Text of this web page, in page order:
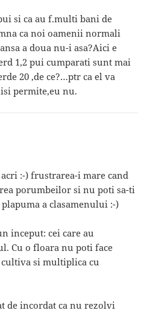
si ca au f.multi bani de
ca noi oamenii normali
a doua nu-i asa?Aici e
1,2 pui cumparati sunt mai
20 ,de ce?…ptr ca el va
permite,eu nu.
:-) frustrarea-i mare cand
porumbeilor si nu poti sa-ti
a clasamenului :-)
inceput: cei care au
Cu o floara nu poti face
si multiplica cu
de incordat ca nu rezolvi